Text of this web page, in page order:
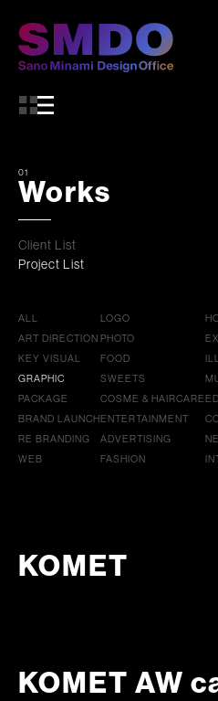
01
Works
Client List
Project List
ALL
ART DIRECTION
KEY VISUAL
GRAPHIC
PACKAGE
BRAND LAUNCH
RE BRANDING
WEB
LOGO
PHOTO
FOOD
SWEETS
COSME & HAIRCARE
ENTERTAINMENT
ADVERTISING
FASHION
KOMET
KOMET AW